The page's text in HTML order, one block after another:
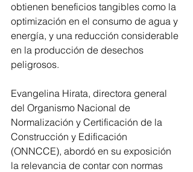
obtienen beneficios tangibles como la
optimización en el consumo de agua y
energía, y una reducción considerable
en la producción de desechos
peligrosos.
Evangelina Hirata, directora general
del Organismo Nacional de
Normalización y Certificación de la
Construcción y Edificación
(ONNCCE), abordó en su exposición
la relevancia de contar con normas